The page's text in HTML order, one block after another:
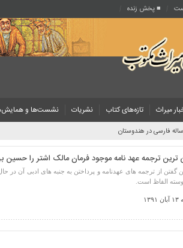
■ پخش زنده
میراث تازه‌های کتاب نشریات نشست‌ها و
ترین ترجمه عهد نامه موجود فرمان مالک اشتر را
از ترجمه های عهدنامه و پرداختن به جنبه های ادبی آن در
الفاظ است.